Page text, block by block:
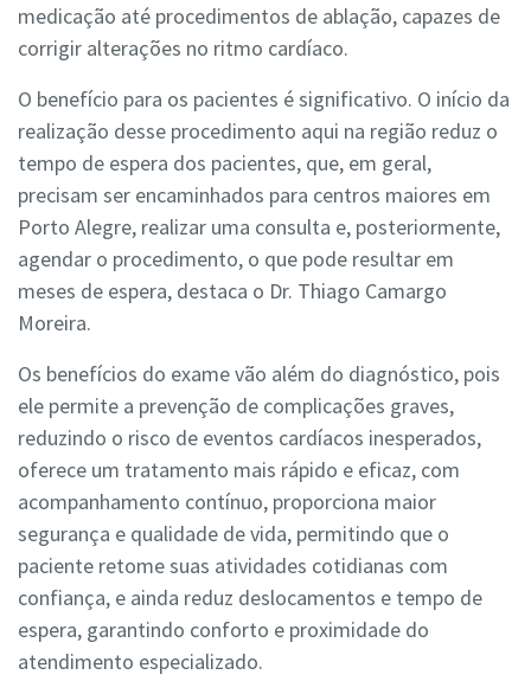
medicação até procedimentos de ablação, capazes de
corrigir alterações no ritmo cardíaco.
O benefício para os pacientes é significativo. O início da
realização desse procedimento aqui na região reduz o
tempo de espera dos pacientes, que, em geral,
precisam ser encaminhados para centros maiores em
Porto Alegre, realizar uma consulta e, posteriormente,
agendar o procedimento, o que pode resultar em
meses de espera, destaca o Dr. Thiago Camargo
Moreira.
Os benefícios do exame vão além do diagnóstico, pois
ele permite a prevenção de complicações graves,
reduzindo o risco de eventos cardíacos inesperados,
oferece um tratamento mais rápido e eficaz, com
acompanhamento contínuo, proporciona maior
segurança e qualidade de vida, permitindo que o
paciente retome suas atividades cotidianas com
confiança, e ainda reduz deslocamentos e tempo de
espera, garantindo conforto e proximidade do
atendimento especializado.